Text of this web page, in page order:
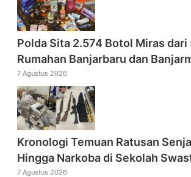
Polda Sita 2.574 Botol Miras dari
Rumahan Banjarbaru dan
7 Agustus 2026
Kronologi Temuan Ratusan
Hingga Narkoba di Sekolah
7 Agustus 2026